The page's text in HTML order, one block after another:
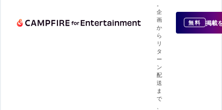
企
画
か
ら
リ
タ
ー
ン
配
送
ま
で
無料 掲載